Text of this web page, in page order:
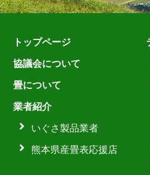
トップページ
協議会について
畳について
業者紹介
いぐさ製品業者
熊本県産畳表応援店